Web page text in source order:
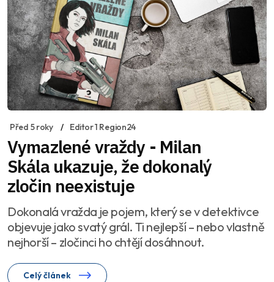
Před 5 roky Editor 1 Region24
Vymazlené vraždy - Milan
Skála ukazuje, že dokonalý
zločin neexistuje
Dokonalá vražda je pojem, který se v detektivce
objevuje jako svatý grál. Ti nejlepší – nebo vlastně
nejhorší – zločinci ho chtějí dosáhnout.
Celý článek